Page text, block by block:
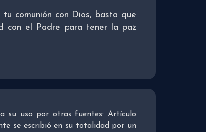
comunión con Dios, basta que
con el Padre para tener la paz
su uso por otras fuentes: Artículo
se escribió en su totalidad por un